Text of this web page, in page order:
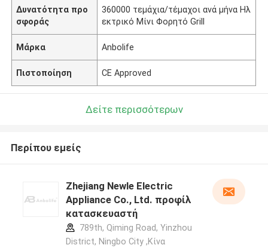
Δυνατότητα προ
σφοράς
360000 τεμάχια/τέμαχοι ανά μήνα Ηλ
εκτρικό Μίνι Φορητό Grill
Μάρκα Anbolife
Πιστοποίηση CE Approved
Δείτε περισσότερων
Περίπου εμείς
Zhejiang Newle Electric
Appliance Co., Ltd. προφίλ
κατασκευαστή
789th, Qiming Road, Yinzhou
District, Ningbo City ,Κίνα